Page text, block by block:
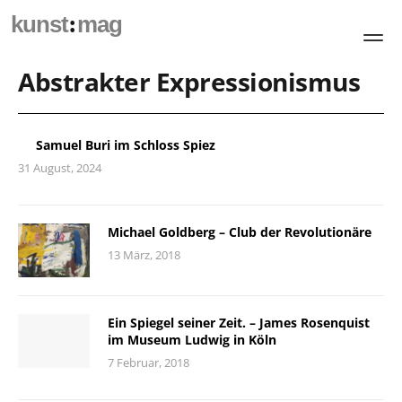
kunst:mag
Abstrakter Expressionismus
Samuel Buri im Schloss Spiez
31 August, 2024
Michael Goldberg – Club der Revolutionäre
13 März, 2018
Ein Spiegel seiner Zeit. – James Rosenquist
im Museum Ludwig in Köln
7 Februar, 2018